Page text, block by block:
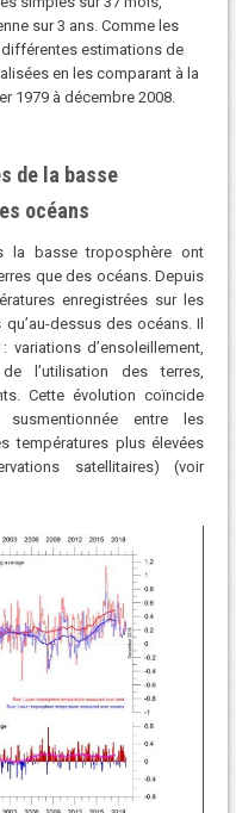
sur 3 ans. Comme les
estimations de
en les comparant à la
1979 à décembre 2008.
de la basse
océans
la basse troposphère ont
que des océans. Depuis
enregistrées sur les
dessus des océans. Il
d’ensoleillement,
l’utilisation des terres,
Cette évolution coïncide
entre les
températures plus élevées
satellitaires) (voir